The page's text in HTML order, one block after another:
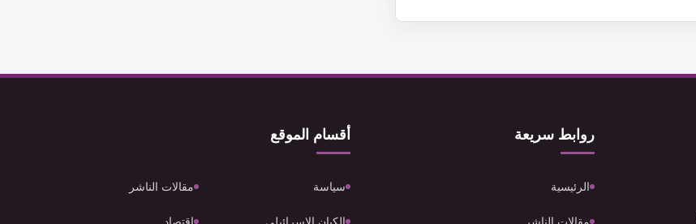
روابط سريعة
الرئيسية
أقسام الموقع
سياسة مقالات الناشر